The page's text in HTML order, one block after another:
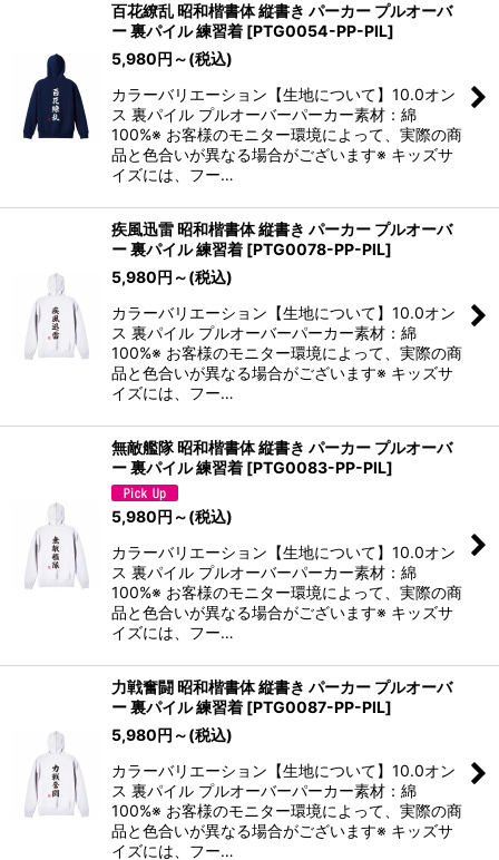
百花繚乱 昭和楷書体 縦書き パーカー プルオーバ
ー 裏パイル 練習着 [PTG0054-PP-PIL]
5,980円 ～(税込)
カラーバリエーション【生地について】10.0オン
ス 裏パイル プルオーバーパーカー素材：綿
100%※ お客様のモニター環境によって、実際の商
品と色合いが異なる場合がございます※ キッズサ
イズには、フー…
疾風迅雷 昭和楷書体 縦書き パーカー プルオーバ
ー 裏パイル 練習着 [PTG0078-PP-PIL]
5,980円 ～(税込)
カラーバリエーション【生地について】10.0オン
ス 裏パイル プルオーバーパーカー素材：綿
100%※ お客様のモニター環境によって、実際の商
品と色合いが異なる場合がございます※ キッズサ
イズには、フー…
無敵艦隊 昭和楷書体 縦書き パーカー プルオーバ
ー 裏パイル 練習着 [PTG0083-PP-PIL]
5,980円 ～(税込)
カラーバリエーション【生地について】10.0オン
ス 裏パイル プルオーバーパーカー素材：綿
100%※ お客様のモニター環境によって、実際の商
品と色合いが異なる場合がございます※ キッズサ
イズには、フー…
力戦奮闘 昭和楷書体 縦書き パーカー プルオーバ
ー 裏パイル 練習着 [PTG0087-PP-PIL]
5,980円 ～(税込)
カラーバリエーション【生地について】10.0オン
ス 裏パイル プルオーバーパーカー素材：綿
100%※ お客様のモニター環境によって、実際の商
品と色合いが異なる場合がございます※ キッズサ
イズには、フー…